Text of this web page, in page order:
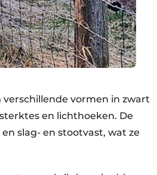
vormen in zwart
en lichthoeken. De
slag- en stootvast, wat ze